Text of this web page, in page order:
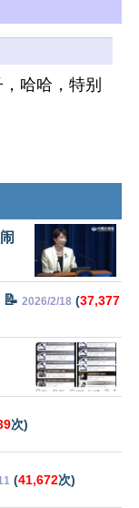
哈哈，特别
📝 2026/2/18 (37,377
次)
(41,672次)